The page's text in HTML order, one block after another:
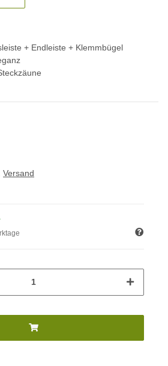
+ Endleiste + Klemmbügel
Versand